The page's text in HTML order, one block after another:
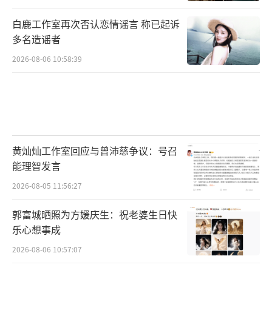
白鹿工作室再次否认恋情谣言 称已起诉
多名造谣者
2026-08-06 10:58:39
黄灿灿工作室回应与曾沛慈争议：号召
能理智发言
2026-08-05 11:56:27
郭富城晒照为方媛庆生：祝老婆生日快
乐心想事成
2026-08-06 10:57:07